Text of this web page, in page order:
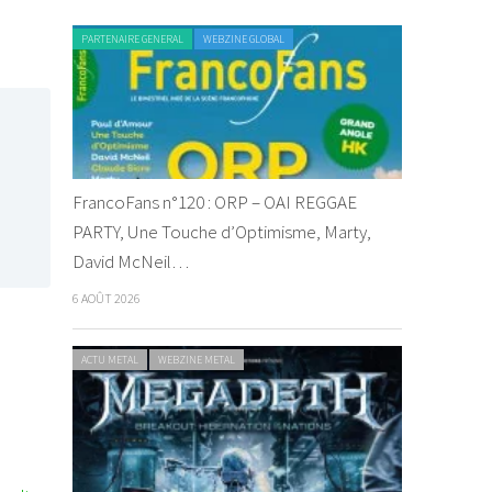
PARTENAIRE GENERAL WEBZINE GLOBAL
FrancoFans n°120 : ORP – OAI REGGAE
PARTY, Une Touche d’Optimisme, Marty,
David McNeil…
6 AOÛT 2026
ACTU METAL WEBZINE METAL